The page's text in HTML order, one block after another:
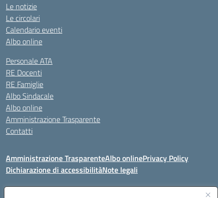
Le notizie
Le circolari
Calendario eventi
Albo online
Personale ATA
RE Docenti
RE Famiglie
Albo Sindacale
Albo online
Amministrazione Trasparente
Contatti
Amministrazione TrasparenteAlbo onlinePrivacy Policy
Dichiarazione di accessibilitàNote legali